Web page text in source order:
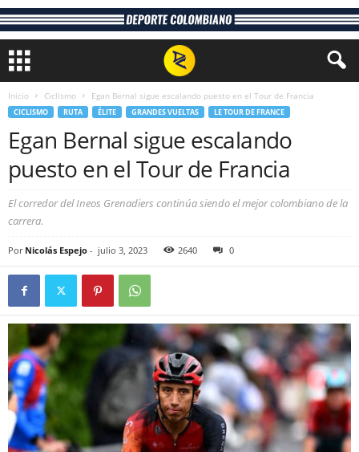
Inicio Ciclismo Egan Bernal sigue escalando puesto en el Tour de Francia
CICLISMO RUTA ÉLITE GRANDES VUELTAS LE TOUR DE FRANCE
Egan Bernal sigue escalando
puesto en el Tour de Francia
El corredor del Ineos Grenadiers continúa siendo el mejor colombiano de la
carrera.
Por Nicolás Espejo - julio 3, 2023 2640 0